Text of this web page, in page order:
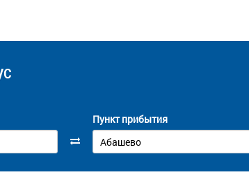
Пункт прибытия